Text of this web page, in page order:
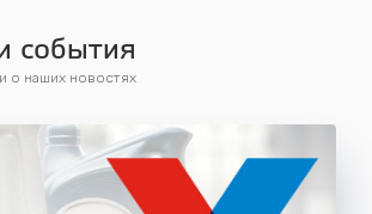
события
о наших новостях